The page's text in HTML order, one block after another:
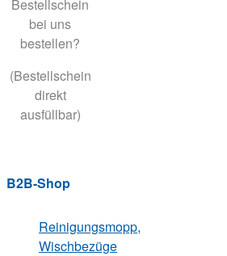
Bestellschein
bei uns
bestellen?
(Bestellschein
direkt
ausfüllbar)
B2B-Shop
Reinigungsmopp,
Wischbezüge